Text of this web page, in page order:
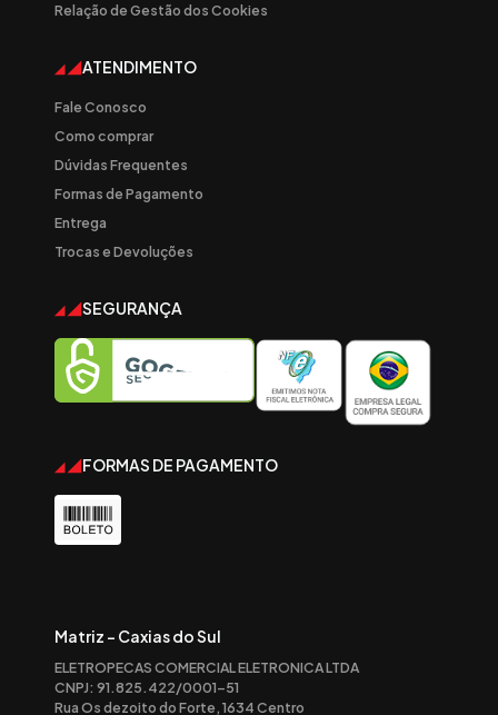
Relação de Gestão dos Cookies
ATENDIMENTO
Fale Conosco
Como comprar
Dúvidas Frequentes
Formas de Pagamento
Entrega
Trocas e Devoluções
SEGURANÇA
FORMAS DE PAGAMENTO
Matriz - Caxias do Sul
ELETROPECAS COMERCIAL ELETRONICA LTDA
CNPJ: 91.825.422/0001-51
Rua Os dezoito do Forte, 1634 Centro